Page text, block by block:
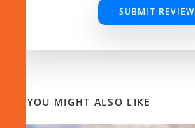
SUBMIT REVIEW
YOU MIGHT ALSO LIKE